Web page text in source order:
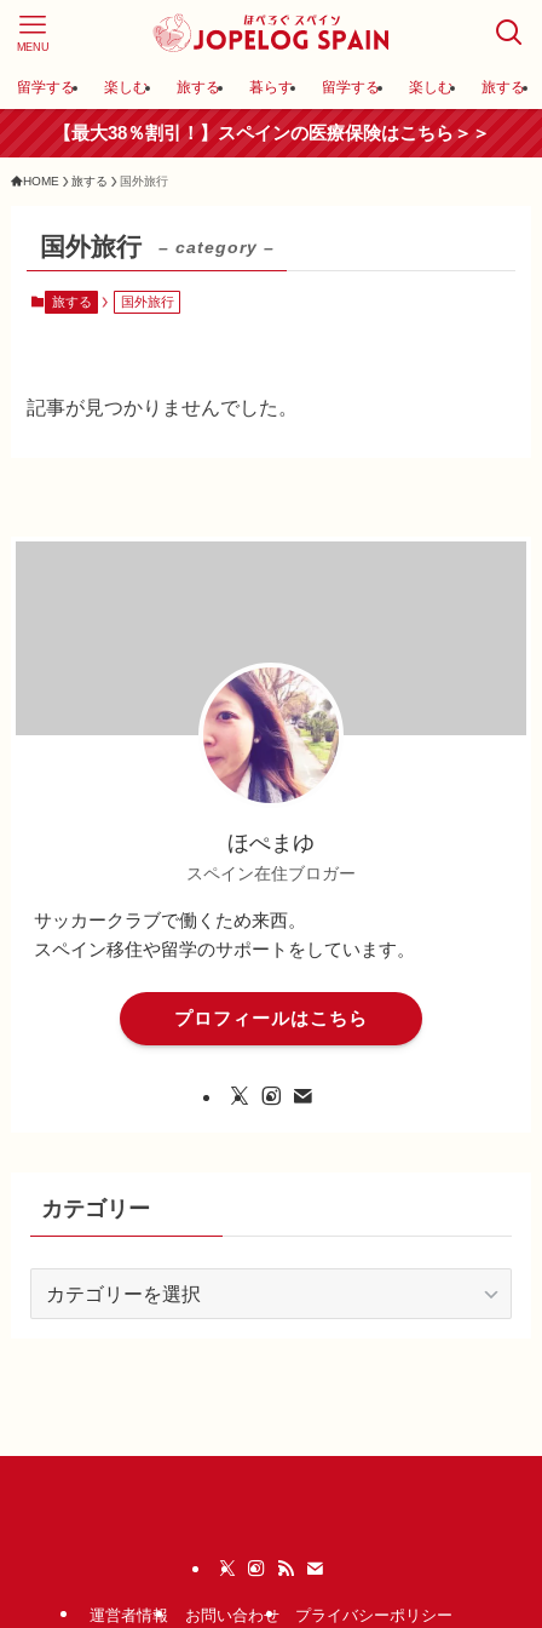
MENU
留学する 楽しむ 旅する 暮らす 留学する 楽しむ 旅する
【最大38％割引！】スペインの医療保険はこちら＞＞
HOME 旅する 国外旅行
国外旅行 – category –
旅する 国外旅行
記事が見つかりませんでした。
ほぺまゆ
スペイン在住ブロガー
サッカークラブで働くため来西。
スペイン移住や留学のサポートをしています。
プロフィールはこちら
カテゴリー
運営者情報 お問い合わせ プライバシーポリシー